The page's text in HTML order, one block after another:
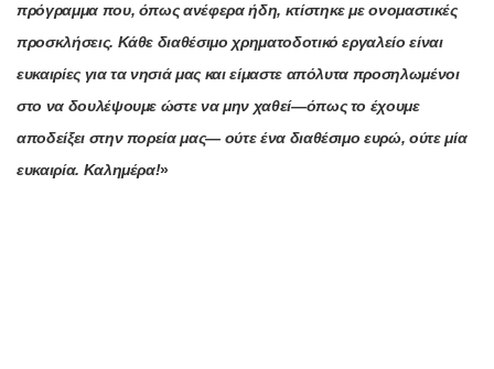
πρόγραμμα που, όπως ανέφερα ήδη, κτίστηκε με ονομαστικές
προσκλήσεις. Κάθε διαθέσιμο χρηματοδοτικό εργαλείο είναι
ευκαιρίες για τα νησιά μας και είμαστε απόλυτα προσηλωμένοι
στο να δουλέψουμε ώστε να μην χαθεί—όπως το έχουμε
αποδείξει στην πορεία μας— ούτε ένα διαθέσιμο ευρώ, ούτε μία
ευκαιρία. Καλημέρα!»